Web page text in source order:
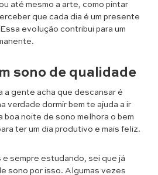
até mesmo a arte, como pintar
que cada dia é um presente
evolução contribui para um
sono de qualidade
a gente acha que descansar é
verdade dormir bem te ajuda a ir
boa noite de sono melhora o bem
ter um dia produtivo e mais feliz.
e sempre estudando, sei que já
sono por isso. Algumas vezes